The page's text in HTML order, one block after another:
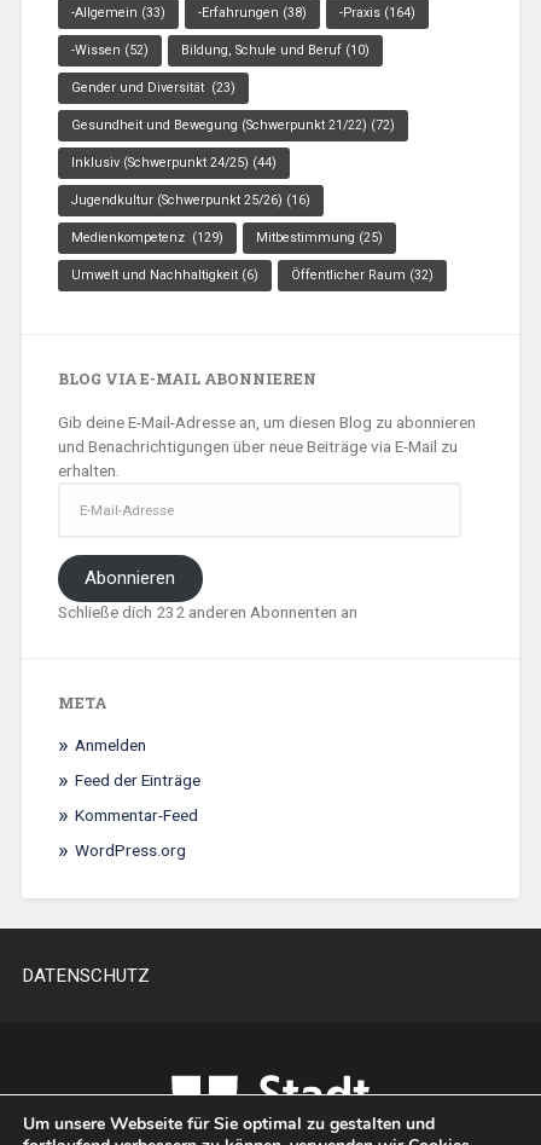
-Allgemein (33) -Erfahrungen (38) -Praxis(164)
-Wissen (52) Bildung, Schule und Beruf(10)
Gender und Diversität (23)
Gesundheit und Bewegung (Schwerpunkt 21/22) (72)
Inklusiv (Schwerpunkt 24/25) (44)
Jugendkultur (Schwerpunkt 25/26) (16)
Medienkompetenz (129) Mitbestimmung (25)
Umwelt und Nachhaltigkeit(6) Öffentlicher Raum (32)
BLOG VIA E-MAIL ABONNIEREN
Gib deine E-Mail-Adresse an, um diesen Blog zu abonnieren
und Benachrichtigungen über neue Beiträge via E-Mail zu
erhalten.
Mail-
Adresse
Abonnieren
Schließe dich 232 anderen Abonnenten an
META
Anmelden
Feed der Einträge
Kommentar-Feed
WordPress.org
DATENSCHUTZ
Um unsere Webseite für Sie optimal zu gestalten und